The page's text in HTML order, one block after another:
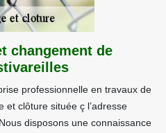
changement de
professionnelle en travaux de
et clôture située ç l’adresse
disposons une connaissance